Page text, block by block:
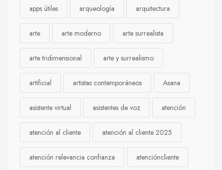
apps útiles arqueología arquitectura
arte arte moderno arte surrealista
arte tridimensional arte y surrealismo
artificial artistas contemporáneos Asana
asistente virtual asistentes de voz atención
atención al cliente atención al cliente 2025
atención relevancia confianza atencióncliente